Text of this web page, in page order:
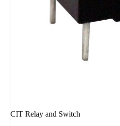
CIT Relay and Switch